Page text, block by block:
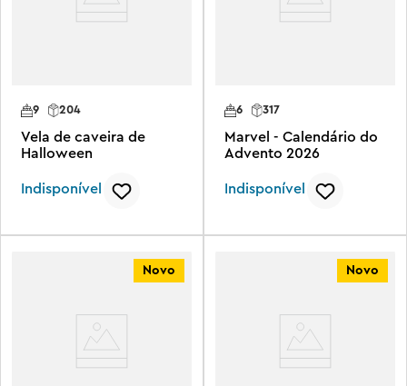
9 204
Vela de caveira de
Halloween
Indisponível
317
6
Marvel - Calendário do
Advento 2026
Indisponível
Novo Novo